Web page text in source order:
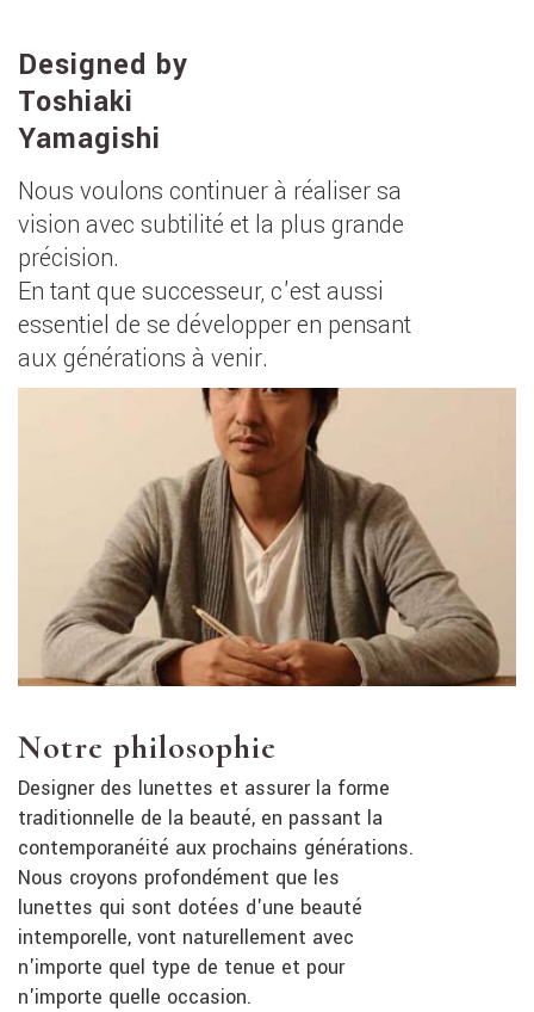
Designed by
Toshiaki
Yamagishi
Nous voulons continuer à réaliser sa
vision avec subtilité et la plus grande
précision.
En tant que successeur, c'est aussi
essentiel de se développer en pensant
aux générations à venir.
Notre philosophie
Designer des lunettes et assurer la forme
traditionnelle de la beauté, en passant la
contemporanéité aux prochains générations.
Nous croyons profondément que les
lunettes qui sont dotées d'une beauté
intemporelle, vont naturellement avec
n'importe quel type de tenue et pour
n'importe quelle occasion.